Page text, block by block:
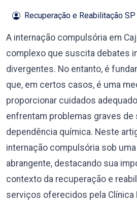
Recuperação e Reabilitação SP
A internação compulsória em
complexo que suscita debates
divergentes. No entanto, é
que, em certos casos, é uma
proporcionar cuidados
enfrentam problemas graves de
dependência química. Neste
internação compulsória sob
abrangente, destacando sua
contexto da recuperação e
serviços oferecidos pela Clínica